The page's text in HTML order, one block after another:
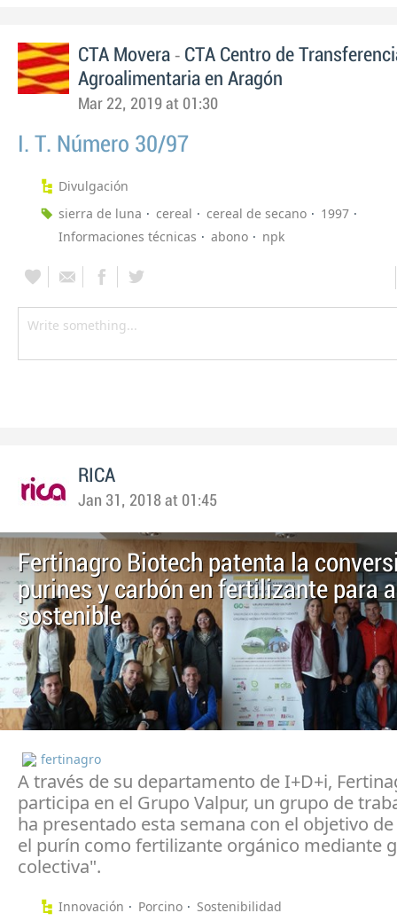
CTA Movera - CTA Centro de
Agroalimentaria en Aragón
Mar 22, 2019 at 01:30
I. T. Número 30/97
Divulgación
sierra de luna
cereal cereal de secano
1997
Informaciones técnicas
abono npk
RICA
Jan 31, 2018 at 01:45
Fertinagro Biotech patenta la
purines y carbón en fertilizante para
sostenible
fertinagro
A través de su departamento de I+D+i,
participa en el Grupo Valpur, un grupo de
ha presentado esta semana con el objetivo
el purín como fertilizante orgánico mediante
colectiva".
Innovación Porcino
Sostenibilidad